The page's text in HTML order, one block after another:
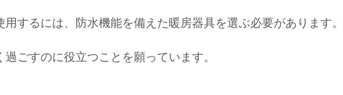
するには、防水機能を備えた暖房器具を選ぶ必要があります
ごすのに役立つことを願っています。